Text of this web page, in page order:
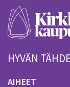
HYVÄN
AIHEET